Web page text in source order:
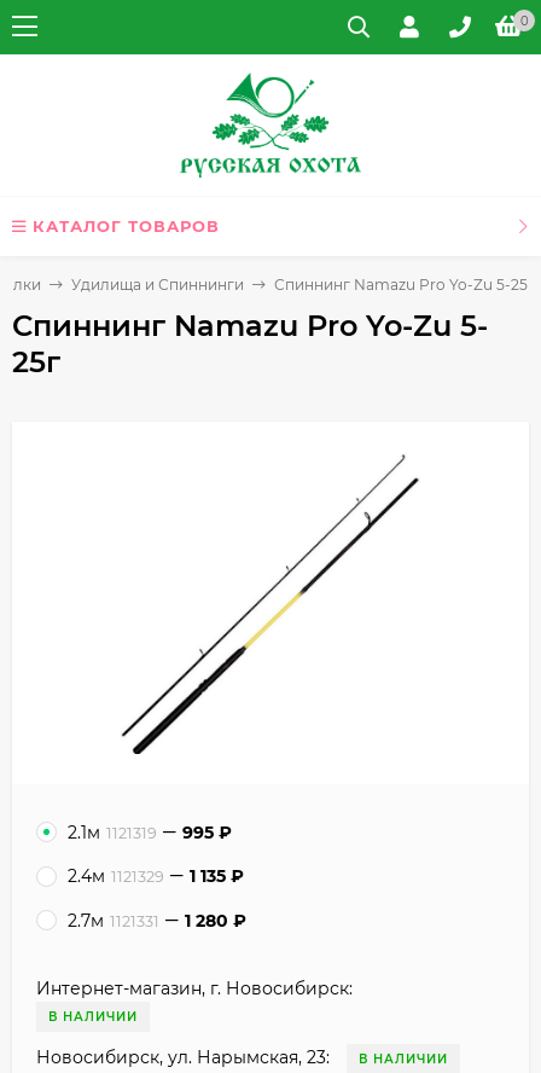
0
КАТАЛОГ ТОВАРОВ
Удилища и Спиннинги Спиннинг Namazu Pro Yo-Zu 5-25г
Спиннинг Namazu Pro Yo-Zu 5-
25г
2.1м 1121319 995 ₽
2.4м 1121329 1 135 ₽
2.7м 1121331 1 280 ₽
Интернет-магазин, г. Новосибирск:
В НАЛИЧИИ
Новосибирск, ул. Нарымская, 23: В НАЛИЧИИ